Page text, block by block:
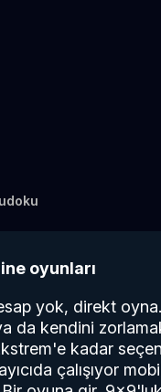
oyunları
yok, direkt oyna.
da kendini
kadar
çalışıyor